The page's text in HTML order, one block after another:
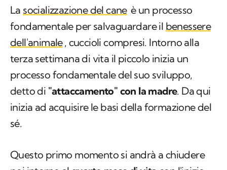
La socializzazione del cane è un processo
fondamentale per salvaguardare il benessere
dell'animale, cuccioli compresi. Intorno alla
terza settimana di vita il piccolo inizia un
processo fondamentale del suo sviluppo,
detto di "attaccamento" con la madre. Da qui
inizia ad acquisire le basi della formazione del
sé.
Questo primo momento si andrà a chiudere